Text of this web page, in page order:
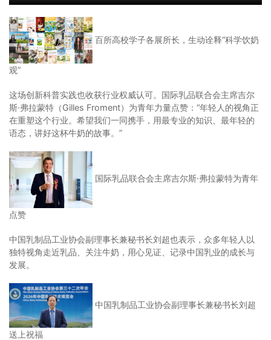
百所高校学子各展所长，生动诠释“科学饮奶
观”
这场创新科普实践也收获行业权威认可。国际乳品联合会主席吉尔
斯·弗拉蒙特（Gilles Froment）为青年力量点赞：“年轻人的视角正
在重塑这个行业。希望我们一同携手，用最专业的知识、最年轻的
语态，讲好这杯牛奶的故事。”
国际乳品联合会主席吉尔斯·弗拉蒙特为青年
点赞
中国乳制品工业协会副理事长兼秘书长刘超也表示，众多年轻人以
独特视角走近乳品、关注牛奶，用心见证、记录中国乳业的成长与
发展。
中国乳制品工业协会副理事长兼秘书长刘超
送上祝福